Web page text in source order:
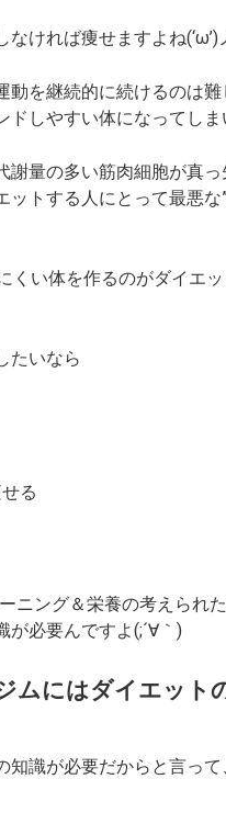
ければ痩せますよね(‘ω’)
動を継続的に続けるのは
ドしやすい体になってしま
謝量の多い筋肉細胞が真
トする人にとって最悪
くい体を作るのがダイエッ
たいなら
る
ニング＆栄養の考えられ
が必要んですよ(;´∀｀)
ムにはダイエット
知識が必要だからと言っ